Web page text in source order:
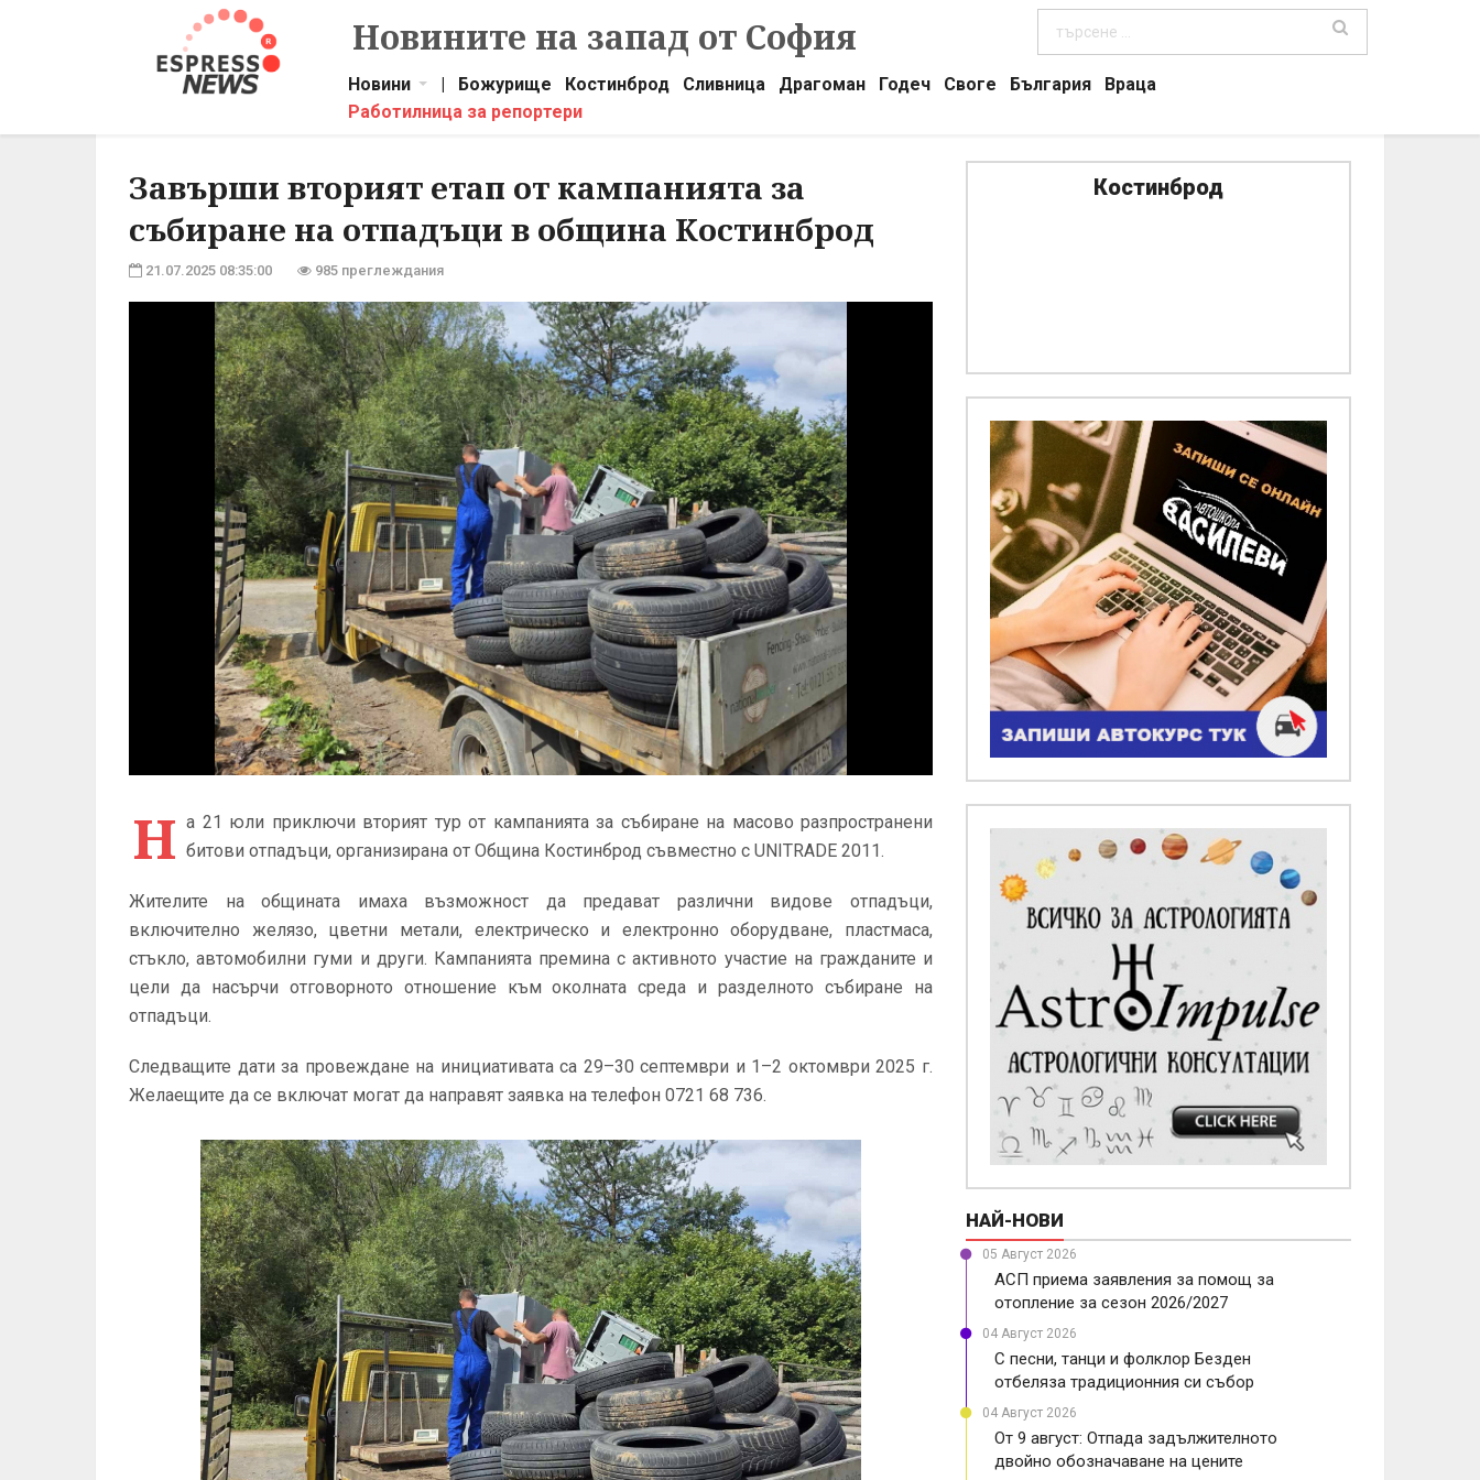
Новините на запад от София
Новини | Божурище Костинброд Сливница Драгоман Годеч Своге България
Враца
Работилница за репортери
Завърши вторият етап от кампанията за
събиране на отпадъци в община Костинброд
21.07.2025 08:35:00 985 преглеждания
Н а 21 юли приключи вторият тур от кампанията за събиране на масово разпространени
битови отпадъци, организирана от Община Костинброд съвместно с UNITRADE 2011.
Жителите на общината имаха възможност да предават различни видове отпадъци,
включително желязо, цветни метали, електрическо и електронно оборудване, пластмаса,
стъкло, автомобилни гуми и други. Кампанията премина с активното участие на гражданите и
цели да насърчи отговорното отношение към околната среда и разделното събиране на
отпадъци.
Следващите дати за провеждане на инициативата са 29–30 септември и 1–2 октомври 2025 г.
Желаещите да се включат могат да направят заявка на телефон 0721 68 736.
Костинброд
НАЙ-НОВИ
05 Август 2026
АСП приема заявления за помощ за
отопление за сезон 2026/2027
04 Август 2026
С песни, танци и фолклор Безден
отбеляза традиционния си събор
04 Август 2026
От 9 август: Отпада задължителното
двойно обозначаване на цените